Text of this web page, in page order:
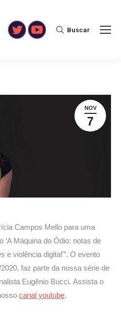
TwitterYouTube
Search:
Buscar
NOV
7
Campos Mello para uma
‘A Máquina do Ódio: notas de
e violência digital'”. O evento
faz parte da nossa série de
Eugênio Bucci. Assista o
canal youtube.